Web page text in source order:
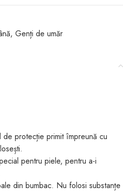
, Genți de umăr
protecție primit împreună cu
pentru piele, pentru a-i
din bumbac. Nu folosi substanțe